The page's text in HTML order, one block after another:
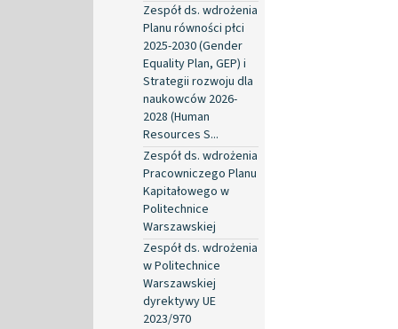
Zespół ds. wdrożenia
Planu równości płci
2025-2030 (Gender
Equality Plan, GEP) i
Strategii rozwoju dla
naukowców 2026-
2028 (Human
Resources S...
Zespół ds. wdrożenia
Pracowniczego Planu
Kapitałowego w
Politechnice
Warszawskiej
Zespół ds. wdrożenia
w Politechnice
Warszawskiej
dyrektywy UE
2023/970